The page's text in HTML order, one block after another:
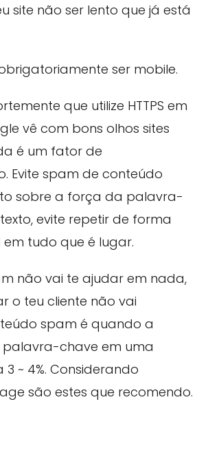
site não ser lento que já está
ser mobile.
que utilize HTTPS em
vê com bons olhos sites
é um fator de
Evite spam de conteúdo
sobre a força da palavra-
evite repetir de forma
tudo que é lugar.
não vai te ajudar em nada,
o teu cliente não vai
spam é quando a
chave em uma
~ 4%. Considerando
são estes que recomendo.